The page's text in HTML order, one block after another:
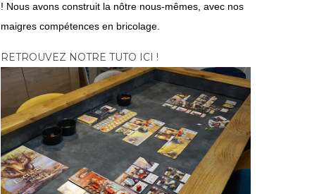
ACTU DU MULTIJOUEUR
10 millions de ventes
pour Peak
A VENIR
Monster Hunter Wilds :
bêtes et beta
! Nous avons construit la nôtre nous-mêmes, avec nos
maigres compétences en bricolage.
RETROUVEZ NOTRE TUTO ICI !